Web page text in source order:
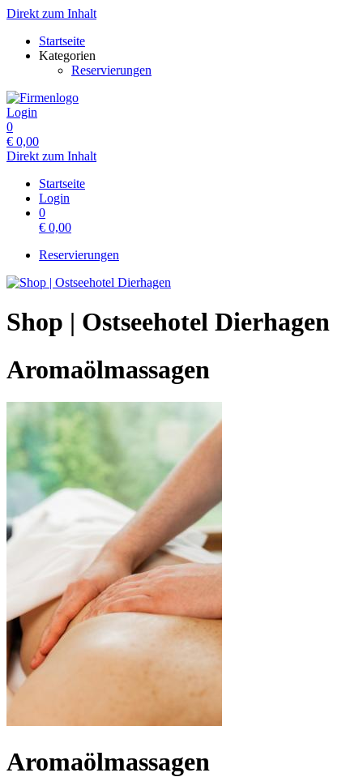
Direkt zum Inhalt
Startseite
Kategorien
Reservierungen
Login
0
€ 0,00
Direkt zum Inhalt
Startseite
Login
0
€ 0,00
Reservierungen
Shop | Ostseehotel Dierhagen
Aromaölmassagen
Aromaölmassagen